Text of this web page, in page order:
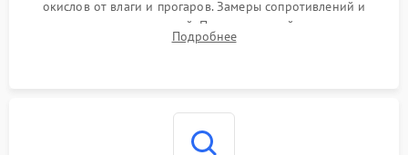
окислов от влаги и прогаров. Замеры сопротивлений и
дежурных напряжений. Проверка цепей питания,
мультиконтроллера, процессора и видеочипа.
Подробнее